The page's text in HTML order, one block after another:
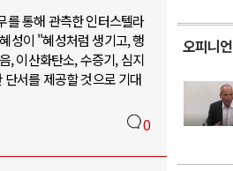
를 통해 관측한 인터스텔라
성이 "혜성처럼 생기고, 행
, 이산화탄소, 수증기, 심지
서를 제공할 것으로 기대
0
오피니언